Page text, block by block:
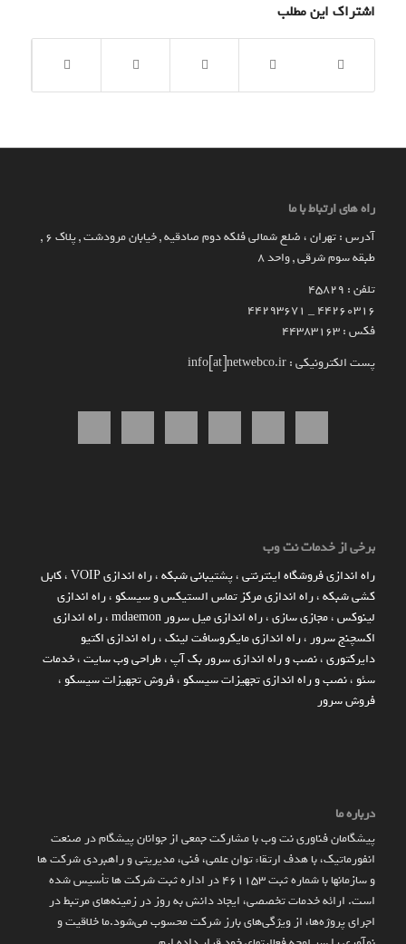
اشتراک این مطلب
راه های ارتباط با ما
آدرس : تهران ، ضلع شمالی فلکه دوم صادقیه , خیابان مرودشت , پلاک ۶ ,
طبقه سوم شرقی , واحد ۸
تلفن : 45829
۴۴۲۶۰۳۱۶ _ 44293671
فکس : 44383163
پست الکترونیکی : info[at]netwebco.ir
برخی از خدمات نت وب
راه اندازي فروشگاه اينترنتي،پشتیبانی شبکه،راه اندازی VOIP ،کابل
کشی شبکه،راه اندازی مرکز تماس الستیکس و سیسکو ،راه اندازی
لینوکس،مجازی سازی،راه اندازی میل سرور mdaemon ،راه اندازی
اکسچنج سرور ،راه اندازی مایکروسافت لینک،راه اندازی اکتیو
دایرکتوری،نصب و راه اندازی سرور بک آپ،طراحی وب سایت،خدمات
سئو ،نصب و راه اندازی تجهیزات سیسکو ،فروش تجهیزات سیسکو ،
فروش سرور
درباره ما
پیشگامان فناوری نت وب با مشارکت جمعی از جوانان پیشگام در صنعت
انفورماتیک، با هدف ارتقاء توان علمی، فنی، مدیریتی و راهبردی شرکت ها
و سازمان­ها با شماره ثبت 461153 در اداره ثبت شرکت ها تأسیس شده
است. ارائه خدمات تخصصی، ایجاد دانش به‌ روز در زمینه‌های مرتبط در
اجرای پروژه‌ها، از ویژگی‌های بارز شرکت محسوب می‌شود.ما خلاقیت و